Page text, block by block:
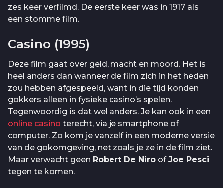
zes keer verfilmd. De eerste keer was in 1917 als
een stomme film.
Casino (1995)
Deze film gaat over geld, macht en moord. Het is
heel anders dan wanneer de film zich in het heden
zou hebben afgespeeld, want in die tijd konden
gokkers alleen in fysieke casino’s spelen.
Tegenwoordig is dat wel anders. Je kan ook in een
online casino terecht, via je smartphone of
computer. Zo kom je vanzelf in een moderne versie
van de gokomgeving, net zoals je ze in de film ziet.
Maar verwacht geen Robert De Niro ofJoe Pesci
tegen te komen.